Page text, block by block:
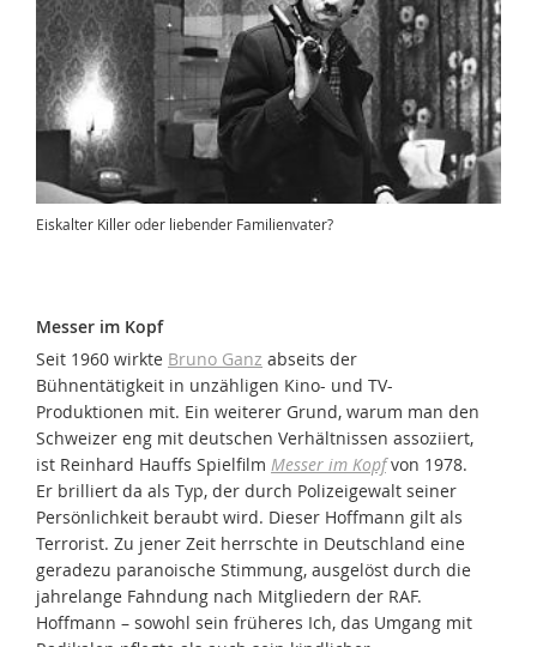
Eiskalter Killer oder liebender Familienvater?
Messer im Kopf
Seit 1960 wirkte Bruno Ganz abseits der
Bühnentätigkeit in unzähligen Kino- und TV-
Produktionen mit. Ein weiterer Grund, warum man den
Schweizer eng mit deutschen Verhältnissen assoziiert,
ist Reinhard Hauffs Spielfilm Messer im Kopf von 1978.
Er brilliert da als Typ, der durch Polizeigewalt seiner
Persönlichkeit beraubt wird. Dieser Hoffmann gilt als
Terrorist. Zu jener Zeit herrschte in Deutschland eine
geradezu paranoische Stimmung, ausgelöst durch die
jahrelange Fahndung nach Mitgliedern der RAF.
Hoffmann – sowohl sein früheres Ich, das Umgang mit